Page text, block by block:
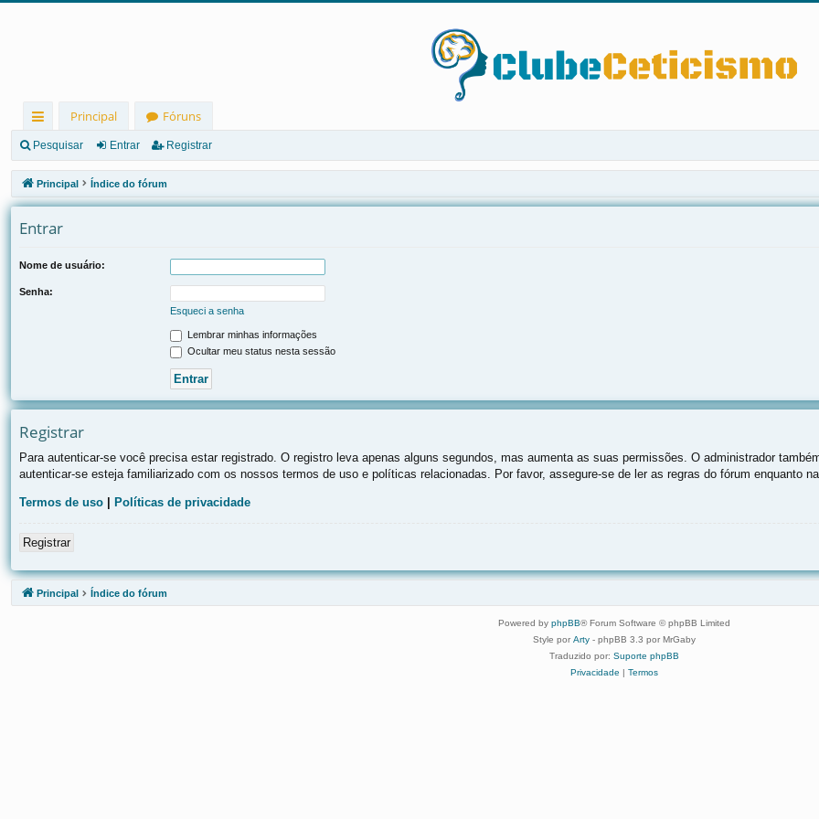
in
ks
rá
pi
os
Principal
Fóruns
Pesquisar Entrar Registrar
Principal Índice do fórum
Entrar
Nome de usuário:
Senha:
Esqueci a senha
Lembrar minhas informações
Ocultar meu status nesta sessão
Registrar
Para autenticar-se você precisa estar registrado. O registro leva apenas alguns segundos, mas aumenta as suas permissões. O administrador
autenticar-se esteja familiarizado com os nossos termos de uso e políticas relacionadas. Por favor, assegure-se de ler as regras do fórum enquanto
Termos de uso Políticas de privacidade
Registrar
Principal Índice do fórum
Powered by phpBB® Forum Software © phpBB Limited
Style por Arty - phpBB 3.3 por MrGaby
Traduzido por: Suporte phpBB
Privacidade
Termos